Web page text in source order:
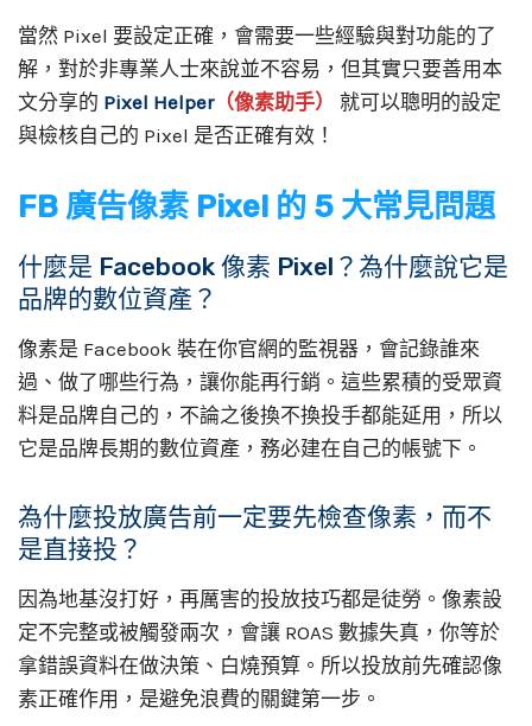
當然 Pixel 要設定正確，會需要一些經驗與對功能的了
解，對於非專業人士來說並不容易，但其實只要善用本
文分享的 Pixel Helper（像素助手）
就可以聰明的設定
與檢核自己的 Pixel 是否正確有效！
FB 廣告像素 Pixel 的 5 大常見問題
什麼是 Facebook 像素 Pixel？為什麼說它是
品牌的數位資產？
像素是 Facebook 裝在你官網的監視器，會記錄誰來
過、做了哪些行為，讓你能再行銷。這些累積的受眾資
料是品牌自己的，不論之後換不換投手都能延用，所以
它是品牌長期的數位資產，務必建在自己的帳號下。
為什麼投放廣告前一定要先檢查像素，而不
是直接投？
因為地基沒打好，再厲害的投放技巧都是徒勞。像素設
定不完整或被觸發兩次，會讓 ROAS 數據失真，你等於
拿錯誤資料在做決策、白燒預算。所以投放前先確認像
素正確作用，是避免浪費的關鍵第一步。